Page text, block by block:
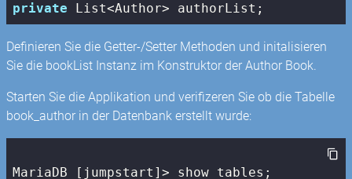
private List<Author> authorList;
Definieren Sie die Getter-/Setter Methoden und initalisieren
Sie die bookList Instanz im Konstruktor der Author Book.
Starten Sie die Applikation und verifizeren Sie ob die Tabelle
book_author in der Datenbank erstellt wurde:
MariaDB [jumpstart]> show tables;